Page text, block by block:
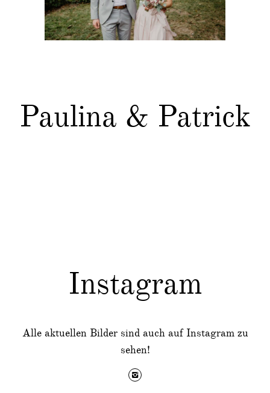
Paulina & Patrick
Instagram
Alle aktuellen Bilder sind auch auf Instagram zu
sehen!